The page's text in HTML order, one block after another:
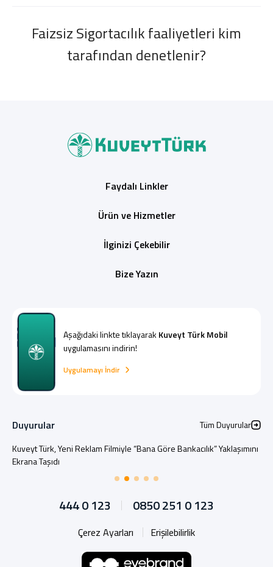
Faizsiz Sigortacılık faaliyetleri kim
tarafından denetlenir?
Faydalı Linkler
Ürün ve Hizmetler
İlginizi Çekebilir
Bize Yazın
Aşağıdaki linkte tıklayarak Kuveyt Türk Mobil
uygulamasını indirin!
Uygulamayı İndir
Duyurular
Tüm Duyurular
Kuveyt Türk, Yeni Reklam Filmiyle “Bana Göre Bankacılık” Yaklaşımını
Ekrana Taşıdı
444 0 123 0850 251 0 123
Çerez Ayarları Erişilebilirlik